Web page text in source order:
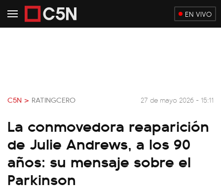
EN VIVO
C5N > RATINGCERO 27 de mayo 2026 - 15:11
La conmovedora reaparición
de Julie Andrews, a los 90
años: su mensaje sobre el
Parkinson